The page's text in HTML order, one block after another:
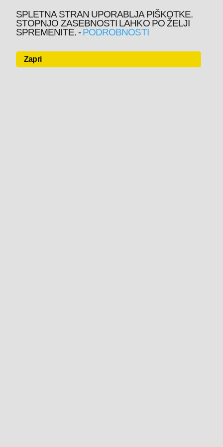
SPLETNA STRAN UPORABLJA PIŠKOTKE.
STOPNJO ZASEBNOSTI LAHKO PO ŽELJI
SPREMENITE.-PODROBNOSTI
Zapri